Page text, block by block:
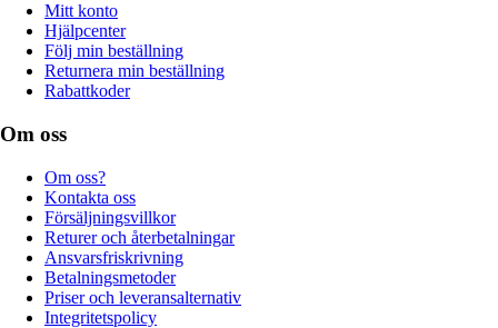
Mitt konto
Hjälpcenter
Följ min beställning
Returnera min beställning
Rabattkoder
Om oss
Om oss?
Kontakta oss
Försäljningsvillkor
Returer och återbetalningar
Ansvarsfriskrivning
Betalningsmetoder
Priser och leveransalternativ
Integritetspolicy